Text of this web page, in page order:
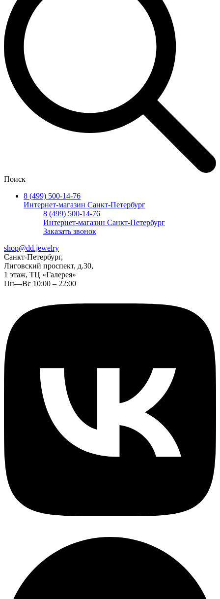
Поиск
8 (499) 500-14-76
Интернет-магазин Санкт-Петербург
8 (499) 500-14-76
Интернет-магазин Санкт-Петербург
Заказать звонок
shop@dd.jewelry
Санкт-Петербург,
Лиговский проспект, д.30,
1 этаж, ТЦ «Галерея»
Пн—Вс 10:00 – 22:00